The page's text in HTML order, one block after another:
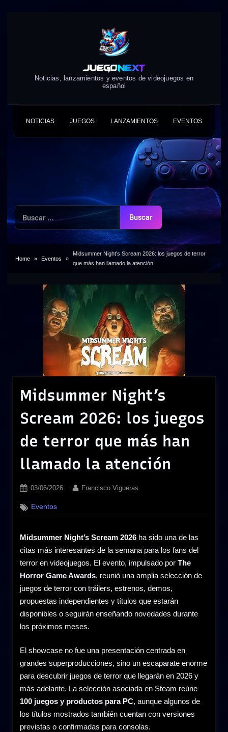
Noticias, lanzamientos y eventos de videojuegos en
español
NOTICIAS JUEGOS LANZAMIENTOS EVENTOS
Home Eventos
Midsummer Night’s Scream 2026: los juegos de terror
que más han llamado la atención
Midsummer Night’s
Scream 2026: los juegos
de terror que más han
llamado la atención
Posted
03/06/2026 By
Francisco Vigueras
Eventos
Midsummer Night’s Scream 2026 ha sido una de las
citas más interesantes de la semana para los fans del
terror en videojuegos. El evento, impulsado por The
Horror Game Awards, reunió una amplia selección de
juegos de terror con tráilers, estrenos, demos,
propuestas independientes y títulos que estarán
disponibles o seguirán enseñando novedades durante
los próximos meses.
El showcase no fue una presentación centrada en
grandes superproducciones, sino un escaparate enorme
para descubrir juegos de terror que llegarán en 2026 y
más adelante. La selección asociada en Steam reúne
100 juegos y productos para PC, aunque algunos de
los títulos mostrados también cuentan con versiones
previstas o confirmadas para consolas.